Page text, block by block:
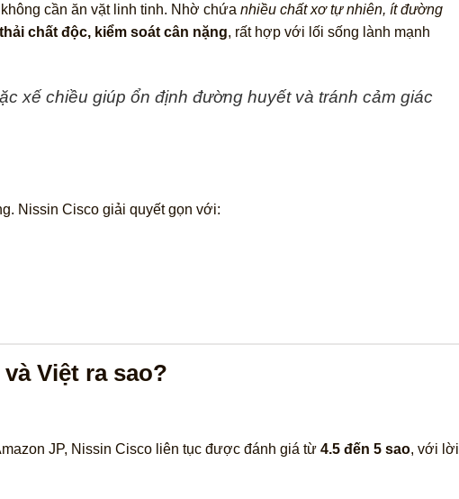
cần ăn vặt linh tinh. Nhờ chứa nhiều chất xơ tự nhiên, ít đường
chất độc, kiểm soát cân nặng, rất hợp với lối sống lành mạnh
xế chiều giúp ổn định đường huyết và tránh cảm giác
Nissin Cisco giải quyết gọn với:
Việt ra sao?
JP, Nissin Cisco liên tục được đánh giá từ 4.5 đến 5 sao, với lời